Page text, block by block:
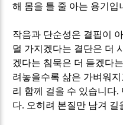
해 몸을 틀 줄 아는 용기입
작음과 단순성은 결핍이
덜 가지겠다는 결단은 더
겠다는 침묵은 더 듣겠다
려놓을수록 삶은 가벼워지
리 함께 걸을 수 있습니다.
다. 오히려 본질만 남겨 길